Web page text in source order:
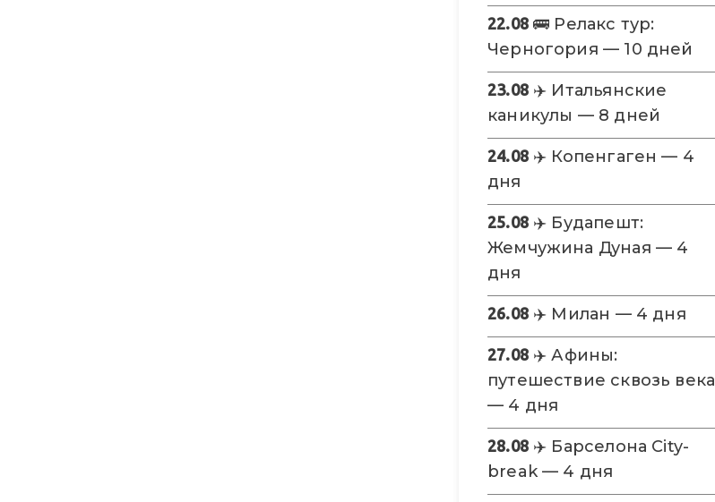
22.08🚌 Релакс тур:
Черногория — 10 дней
23.08✈️ Итальянские
каникулы — 8 дней
24.08✈️ Копенгаген — 4
дня
25.08✈️ Будапешт:
Жемчужина Дуная — 4
дня
26.08✈️ Милан — 4 дня
27.08✈️ Афины:
путешествие сквозь века
— 4 дня
28.08✈️ Барселона City-
break — 4 дня